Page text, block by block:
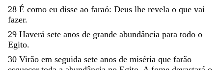
28 É como eu disse ao faraó: Deus lhe revela o que vai
fazer.
29 Haverá sete anos de grande abundância para todo o
Egito.
30 Virão em seguida sete anos de miséria que farão